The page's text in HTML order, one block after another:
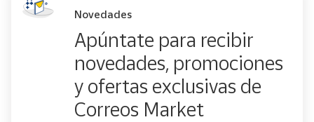
Novedades
Apúntate para recibir
novedades, promociones
y ofertas exclusivas de
Correos Market